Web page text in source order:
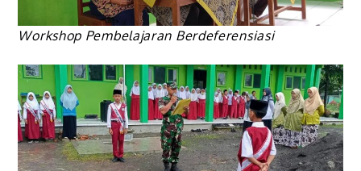
Workshop Pembelajaran Berdeferensiasi